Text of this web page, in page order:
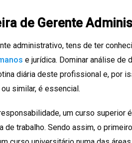
de Gerente
administrativo, tens de ter
e jurídica. Dominar análise de
diária deste profissional e, por
ou similar, é essencial.
um curso superior
de trabalho. Sendo assim, o